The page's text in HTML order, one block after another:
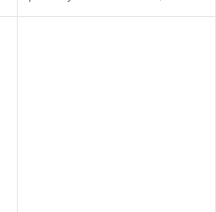
čtyřech barevných variantách.